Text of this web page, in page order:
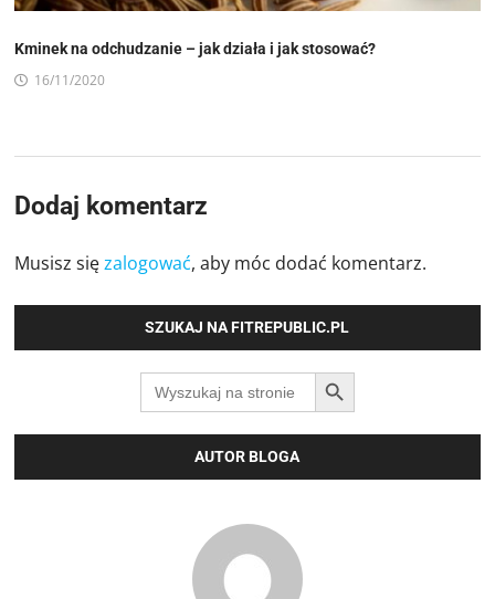
Kminek na odchudzanie – jak działa i jak stosować?
16/11/2020
Dodaj komentarz
Musisz sięzalogować, aby móc dodać komentarz.
SZUKAJ NA FITREPUBLIC.PL
Search
for:
SEARCH BUTTON
AUTOR BLOGA